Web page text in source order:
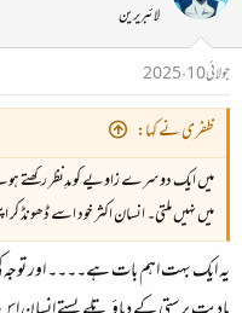
لائبریرین
جولائی 10، 2025
ظفری نے کہا:
میں ایک دوسرے زاویے کو مدِنظر رکھتے
میں نہیں ملتی۔ انسان اکثر خود اسے ڈھونڈ
یہ ایک بہت اہم بات ہے۔۔۔۔ اور توجہ